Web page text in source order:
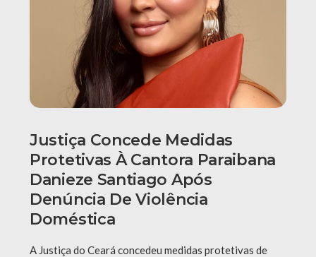
Justiça Concede Medidas
Protetivas À Cantora Paraibana
Danieze Santiago Após
Denúncia De Violência
Doméstica
A Justiça do Ceará concedeu medidas protetivas de